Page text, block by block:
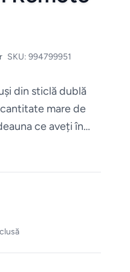
SKU: 994799951
din sticlă dublă
mare de
ce aveți în
la un